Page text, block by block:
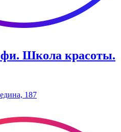
Школа красоты.
187